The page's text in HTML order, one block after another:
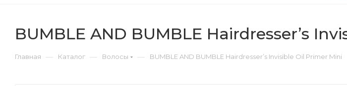
BUMBLE AND BUMBLE Hairdresser’s
Главная — Каталог — Волосы — BUMBLE AND BUMBLE Hairdresser’s Invisible Oil Primer Mini